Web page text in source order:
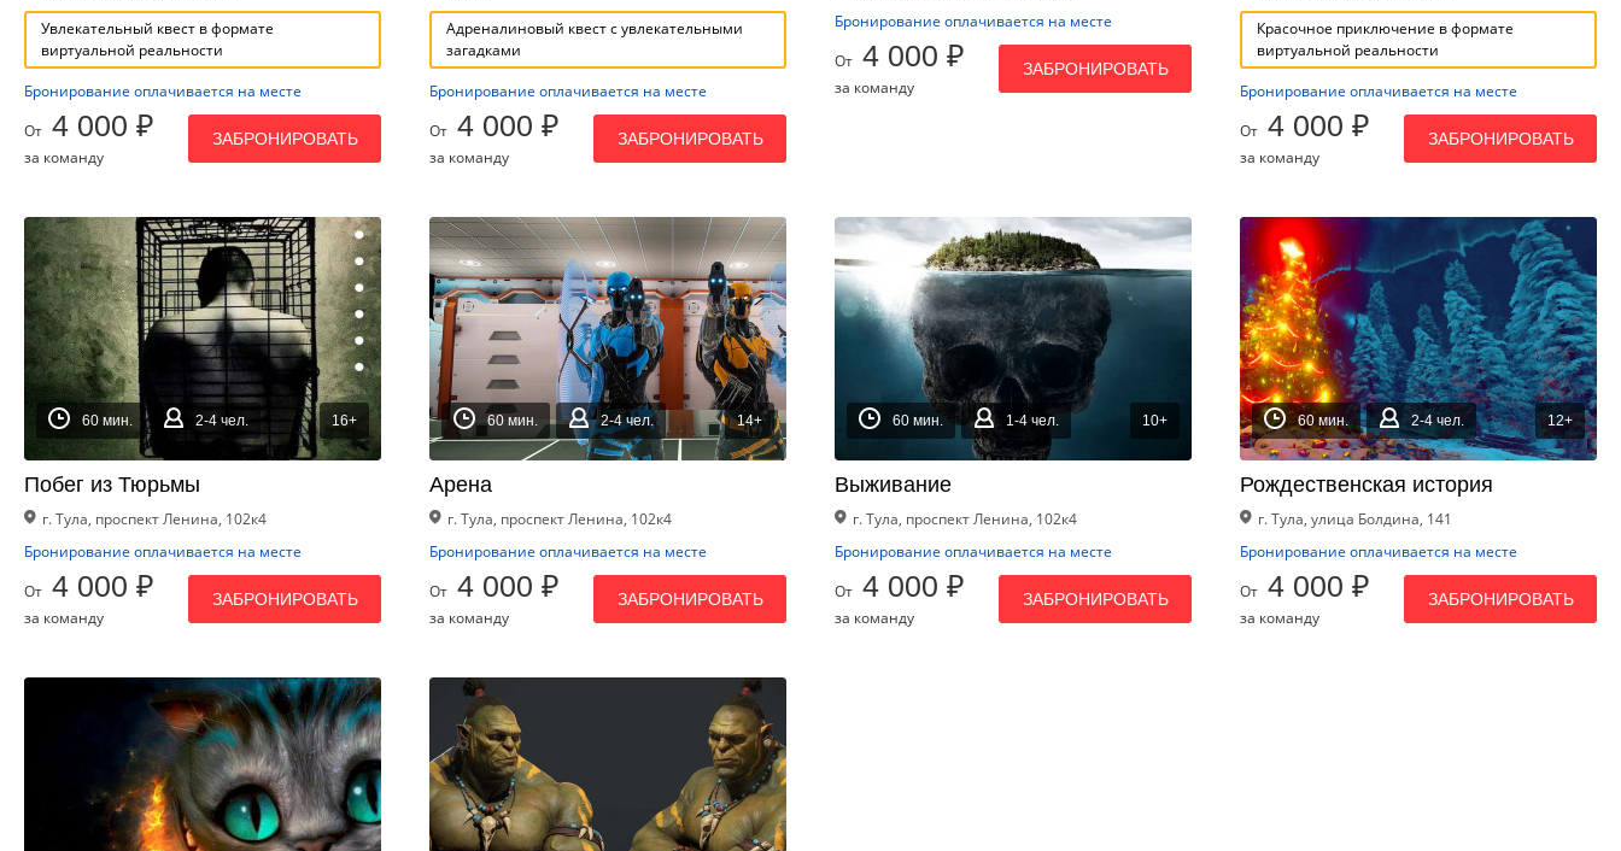
Увлекательный квест в формате
виртуальной реальности
Бронирование оплачивается на месте
От 4 000 ₽
за команду
ЗАБРОНИРОВАТЬ
Адреналиновый квест с увлекательными
загадками
Бронирование оплачивается на месте
От 4 000 ₽
за команду
ЗАБРОНИРОВАТЬ
Бронирование оплачивается на месте
От 4 000 ₽
за команду
ЗАБРОНИРОВАТЬ
Красочное приключение в формате
виртуальной реальности
Бронирование оплачивается на месте
От 4 000 ₽
за команду
ЗАБРОНИРОВАТЬ
60 мин. 2-4 чел. 16+
Побег из Тюрьмы
г. Тула, проспект Ленина, 102к4
Бронирование оплачивается на месте
От 4 000 ₽
за команду
ЗАБРОНИРОВАТЬ
60 мин. 2-4 чел. 14+
Арена
г. Тула, проспект Ленина, 102к4
Бронирование оплачивается на месте
От 4 000 ₽
за команду
ЗАБРОНИРОВАТЬ
60 мин. 1-4 чел. 10+
Выживание
г. Тула, проспект Ленина, 102к4
Бронирование оплачивается на месте
От 4 000 ₽
за команду
ЗАБРОНИРОВАТЬ
60 мин. 2-4 чел. 12+
Рождественская история
г. Тула, улица Болдина, 141
Бронирование оплачивается на месте
От 4 000 ₽
за команду
ЗАБРОНИРОВАТЬ